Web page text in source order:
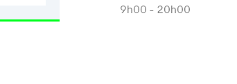
9h00 - 20h00